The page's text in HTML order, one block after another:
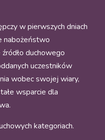
w pierwszych dniach
nabożeństwo
duchowego
uczestników
wobec swojej wiary,
wsparcie dla
kategoriach.